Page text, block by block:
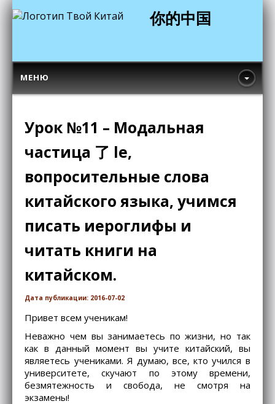
你的中国
МЕНЮ
Урок №11 – Модальная
частица 了 le,
вопросительные слова
китайского языка, учимся
писать иероглифы и
читать книги на
китайском.
Дата публикации: 2016-07-02
Привет всем ученикам!
Неважно чем вы занимаетесь по жизни, но так
как в данный момент вы учите китайский, вы
являетесь учениками. Я думаю, все, кто учился в
университете, скучают по этому времени,
безмятежность и свобода, не смотря на
экзамены!